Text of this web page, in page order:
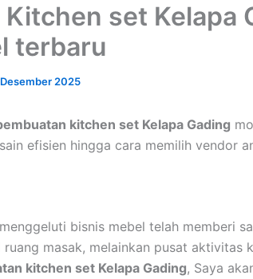
set Kelapa
terbaru
2025
kitchen set Kelapa Gading
efisien hingga cara memilih vendor
bisnis mebel telah memberi
masak, melainkan pusat aktivitas
kitchen set Kelapa Gading, Saya